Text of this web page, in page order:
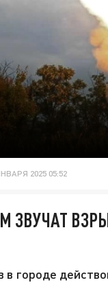
2025 05:52
ЗВУЧАТ
в городе